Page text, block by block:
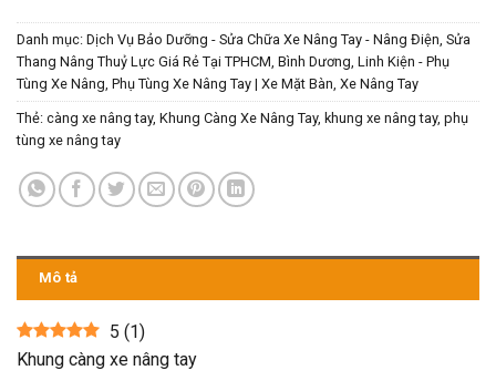
Danh mục: Dịch Vụ Bảo Dưỡng - Sửa Chữa Xe Nâng Tay - Nâng Điện, Sửa
Thang Nâng Thuỷ Lực Giá Rẻ Tại TPHCM, Bình Dương Linh Kiện - Phụ
Tùng Xe Nâng Phụ Tùng Xe Nâng Tay | Xe Mặt Bàn Xe Nâng Tay
Thẻ: càng xe nâng tay, Khung Càng Xe Nâng Tay, khung xe nâng tay, phụ
tùng xe nâng tay
Mô tả
5 (1)
Khung càng xe nâng tay